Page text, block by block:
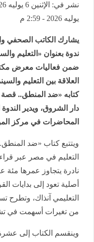
يوليه 2026 - 2:59 م
يشارك الكاتب الصحفي
ضمن فعاليات معرض
العلاقة بين التعليم
كتابه «ضد المنطق.. قصة
دار الشروق، ويدير
المحاضرات في مركز
ويتتبع كتاب «ضد
التعليم في مصر عبر
نادرة يتجاوز عمرها
أصلية تعود إلى بدايات
التعليمي آنذاك، وتطرح
من تغيرات أسهمت في
وينقسم الكتاب إلى